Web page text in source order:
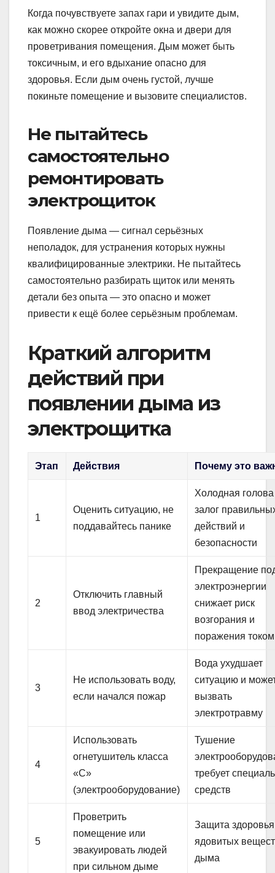
Когда почувствуете запах гари и увидите дым,
как можно скорее откройте окна и двери для
проветривания помещения. Дым может быть
токсичным, и его вдыхание опасно для
здоровья. Если дым очень густой, лучше
покиньте помещение и вызовите специалистов.
Не пытайтесь
самостоятельно
ремонтировать
электрощиток
Появление дыма — сигнал серьёзных
неполадок, для устранения которых нужны
квалифицированные электрики. Не пытайтесь
самостоятельно разбирать щиток или менять
детали без опыта — это опасно и может
привести к ещё более серьёзным проблемам.
Краткий алгоритм
действий при
появлении дыма из
электрощитка
Этап Действия Почему это
1
Оценить ситуацию, не
поддавайтесь панике
Холодная
залог
действий и
безопасности
2
Отключить главный
ввод электричества
Прекращение
электроэнергии
снижает риск
возгорания и
поражения током
3
Не использовать воду,
если начался пожар
Вода ухудшает
ситуацию и
вызвать
электротравму
4
Использовать
огнетушитель класса
«C»
(электрооборудование)
Тушение
требует
средств
5
Проветрить
помещение или
эвакуировать людей
при сильном дыме
Защита
ядовитых
дыма